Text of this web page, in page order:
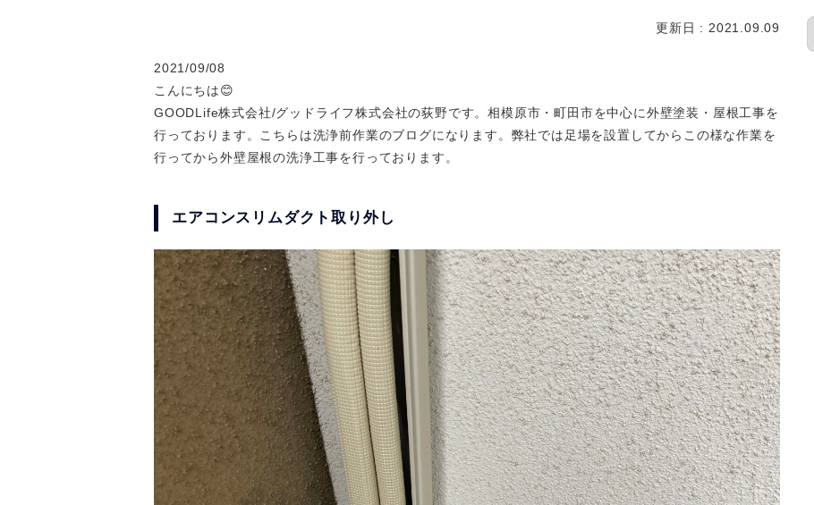
更新日 : 2021.09.09
2021/09/08
こんにちは😊
GOODLife株式会社/グッドライフ株式会社の荻野です。相模原市・町田市を中心に外壁塗装・屋根工事を
行っております。こちらは洗浄前作業のブログになります。弊社では足場を設置してからこの様な作業を
行ってから外壁屋根の洗浄工事を行っております。
エアコンスリムダクト取り外し